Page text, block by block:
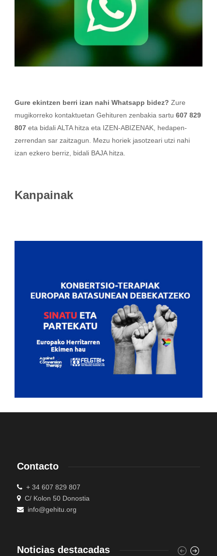
Gure ekintzen berri izan nahi Whatsapp bidez? Zure
mugikorreko kontaktuetan Gehituren zenbakia sartu 607 829
807 eta bidali ALTA hitza eta IZEN-ABIZENAK, hedapen-
zerrendan sar zaitzagun. Mezu horiek jasotzeari utzi nahi
izan ezkero berriz, bidali BAJA hitza.
Kanpainak
Contacto
+ 34 607 829 807
C/ Kolon 50 Donostia
info@gehitu.org
Noticias destacadas